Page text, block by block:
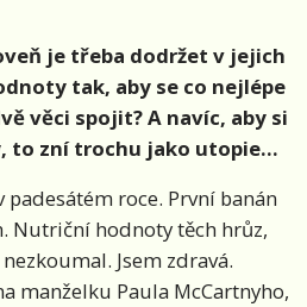
je třeba dodržet v jejich
tak, aby se co nejlépe
věci spojit? A navíc, aby si
to zní trochu jako utopie…
roce. První banán
Nutriční hodnoty těch hrůz,
Jsem zdravá.
manželku Paula McCartnyho,